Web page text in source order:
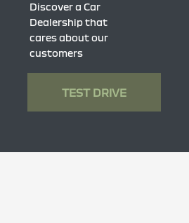
Discover a Car
Dealership that
cares about our
customers
TEST DRIVE